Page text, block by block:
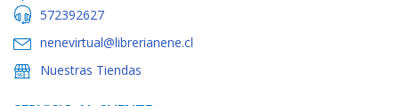
572392627
nenevirtual@librerianene.cl
Nuestras Tiendas